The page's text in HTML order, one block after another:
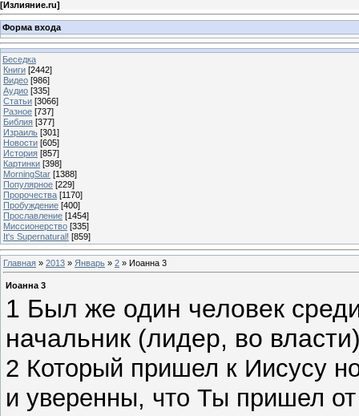
[Излияние.ru]
Форма входа
Беседка
Книги [2442]
Видео [986]
Аудио [335]
Статьи [3066]
Разное [737]
Библия [377]
Израиль [301]
Новости [605]
История [857]
Картинки [398]
MorningStar [1388]
Популярное [229]
Пророчества [1170]
Пробуждение [400]
Прославление [1454]
Миссионерство [335]
It's Supernatural! [859]
Главная » 2013 » Январь » 2 » Иоанна 3
Иоанна 3
1 Был же один человек
начальник (лидер, во
2 Который пришел к Иисусу
и уверенны, что Ты пришел